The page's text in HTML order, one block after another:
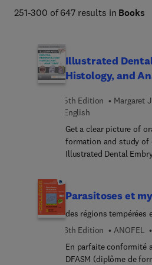
histology, embyology, &
coloring book, dictionary, and
251-300 of 647 results in Books
Illustrated
Histology, and
5th Edition
Margaret
English
Get a clear picture of
formation and study of
Illustrated Dental
professions –
cellular makeup, and
and neck regions.
style, this text makes it
both basic science
putting the content into
Parasitoses et
des régions tempérées
ECNi
6th Edition ANOFEL
En parfaite conformité
DFASM (diplôme de